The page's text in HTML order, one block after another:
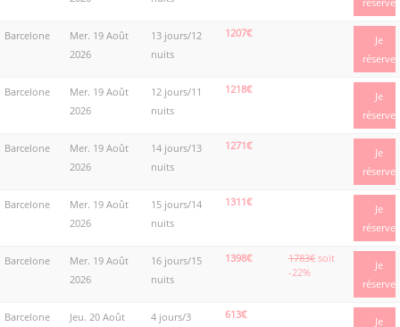
Barcelone
Mer. 19 Août
2026
13 jours/12
nuits
1207€
Je
réserve
Barcelone
Mer. 19 Août
2026
12 jours/11
nuits
1218€
Je
réserve
Barcelone
Mer. 19 Août
2026
14 jours/13
nuits
1271€
Je
réserve
Barcelone
Mer. 19 Août
2026
15 jours/14
nuits
1311€
Je
réserve
Barcelone
Mer. 19 Août
2026
16 jours/15
nuits
1398€ 1783€ soit
-22%
Je
réserve
Barcelone
Jeu. 20 Août
4 jours/3
613€
Je